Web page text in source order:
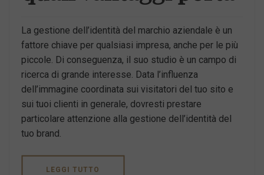
La gestione dell’identità del marchio aziendale è un
fattore chiave per qualsiasi impresa, anche per le più
piccole. Di conseguenza, il suo studio è un campo di
ricerca di grande interesse. Data l’influenza
dell’immagine coordinata sui visitatori del tuo sito e
sui tuoi clienti in generale, dovresti prestare
particolare attenzione alla gestione dell’identità del
tuo brand.
LEGGI TUTTO